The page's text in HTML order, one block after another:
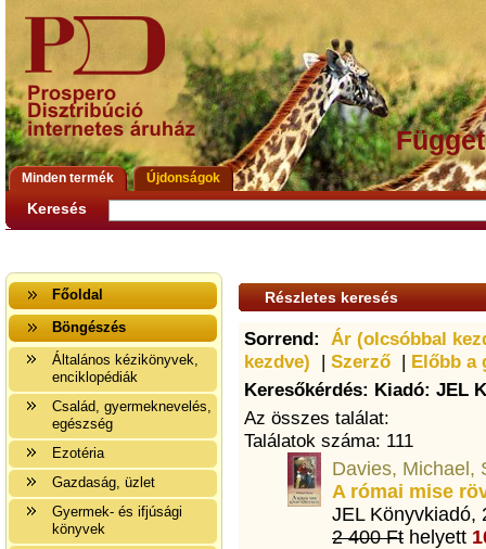
Minden termék Újdonságok
Keresés
Főoldal
Böngészés
Általános kézikönyvek,
enciklopédiák
Család, gyermeknevelés,
egészség
Ezotéria
Gazdaság, üzlet
Gyermek- és ifjúsági
könyvek
Részletes keresés
Sorrend: Ár (olcsóbbal
kezdve) | Szerző | Előbb a
Keresőkérdés: Kiadó: JEL
Az összes találat:
Találatok száma: 111
Davies, Michael,
A római mise
JEL Könyvkiadó,
2 400 Ft helyett